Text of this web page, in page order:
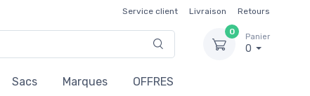
Service client Livraison Retours
0
Panier
0
Sacs Marques OFFRES